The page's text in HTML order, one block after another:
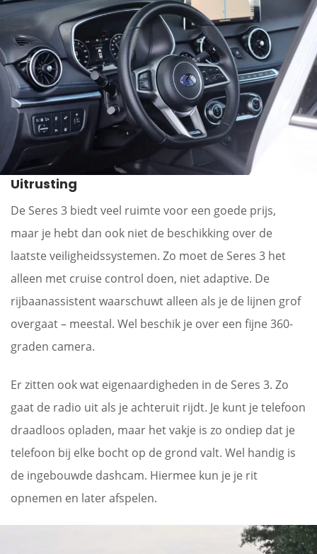
Uitrusting
De Seres 3 biedt veel ruimte voor een goede prijs,
maar je hebt dan ook niet de beschikking over de
laatste veiligheidssystemen. Zo moet de Seres 3 het
alleen met cruise control doen, niet adaptive. De
rijbaanassistent waarschuwt alleen als je de lijnen grof
overgaat – meestal. Wel beschik je over een fijne 360-
graden camera.
Er zitten ook wat eigenaardigheden in de Seres 3. Zo
gaat de radio uit als je achteruit rijdt. Je kunt je telefoon
draadloos opladen, maar het vakje is zo ondiep dat je
telefoon bij elke bocht op de grond valt. Wel handig is
de ingebouwde dashcam. Hiermee kun je je rit
opnemen en later afspelen.